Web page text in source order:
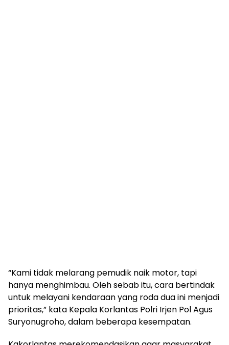
“Kami tidak melarang pemudik naik motor, tapi
hanya menghimbau. Oleh sebab itu, cara bertindak
untuk melayani kendaraan yang roda dua ini menjadi
prioritas,” kata Kepala Korlantas Polri Irjen Pol Agus
Suryonugroho, dalam beberapa kesempatan.